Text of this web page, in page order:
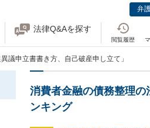
弁
法律Q&Aを探す
閲覧履歴
議申立書書き方、自己破産申し立て」
消費者金融の債務整理の
ンキング